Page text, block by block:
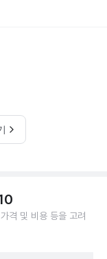
격 및 비용 등을 고려